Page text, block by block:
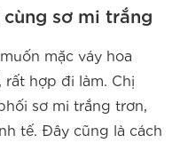
sơ mi trắng
mặc váy hoa
rất hợp đi làm. Chị
sơ mi trắng trơn,
tế. Đây cũng là cách